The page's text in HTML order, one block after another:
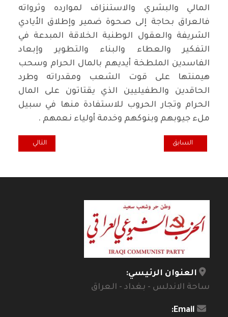
المالي والبشري والاستنزاف لموارده وثرواته
فالعراق بحاجة إلى صحوة ضمير وإطلاق الأيادي
الشريفة والعقول الوطنية الخلاقة المبدعة في
التفكير والعطاء والبناء والتطوير وإبعاد
الفاسدين الملطخة أيديهم بالمال الحرام وسحب
هيمنتها على قوت الشعب ومقدراته وطرد
الحاقدين والطفيليين الذي يقتاتون على المال
الحرام وتجار الحروب للاستفادة منها في سبيل
ملء جيوبهم وبنوكهم وخدمة أولياء نعمهم .
المقال السابق: الهولوكوست الصهيو- أمريكي – غربي المفتوح
السابق المقال التالي:
التالي
العنوان الرئيسي:
ساحة الاندلس - بغداد - العراق
Email: